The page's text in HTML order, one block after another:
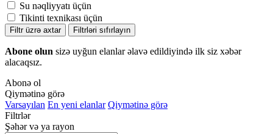
Su nəqliyyatı üçün
Tikinti texnikası üçün
Filtr üzrə axtar Filtrləri sıfırlayın
Abone olun sizə uyğun elanlar əlavə edildiyində ilk siz xəbər
alacaqsız.
Abonə ol
Qiymətinə görə
Varsayılan En yeni elanlar Qiymətinə görə
Filtrlər
Şəhər və ya rayon